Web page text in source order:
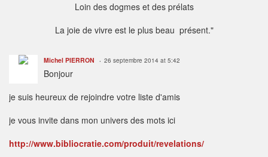
Loin des dogmes et des prélats
La joie de vivre est le plus beau présent."
Michel PIERRON 26 septembre 2014 at 5:42
Bonjour
je suis heureux de rejoindre votre liste d'amis
je vous invite dans mon univers des mots ici
http://www.bibliocratie.com/produit/revelations/